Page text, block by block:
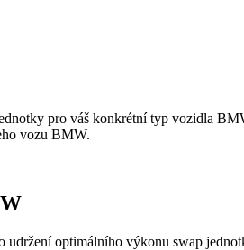
pro váš konkrétní typ vozidla
vozu BMW.
optimálního výkonu swap